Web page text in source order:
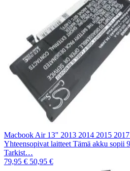
Macbook Air 13" 2013 2014 2015
Yhteensopivat laitteet Tämä akku sopii
Tarkist…
79,95 € 50,95 €